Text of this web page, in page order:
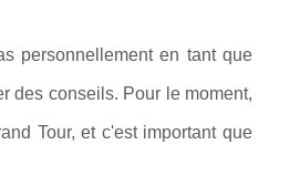
personnellement en tant que
des conseils. Pour le moment,
Tour, et c'est important que